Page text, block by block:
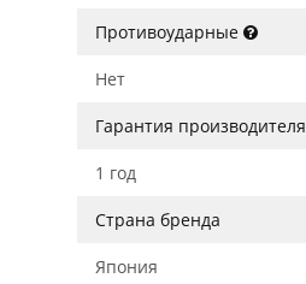
Противоударные
Нет
Гарантия производителя
1 год
Страна бренда
Япония